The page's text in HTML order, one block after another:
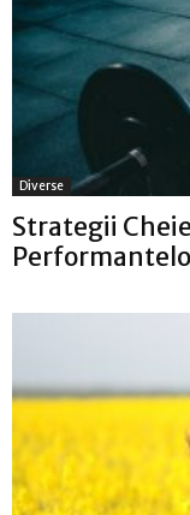
Diverse
Strategii